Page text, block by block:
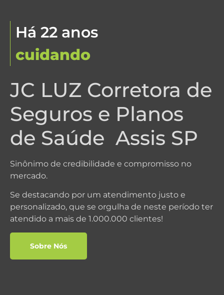
Há 22 anos
cuidando
JC LUZ Corretora de
Seguros e Planos
de Saúde Assis SP
Sinônimo de credibilidade e compromisso no
mercado.
Se destacando por um atendimento justo e
personalizado, que se orgulha de neste período ter
atendido a mais de 1.000.000 clientes!
Sobre Nós